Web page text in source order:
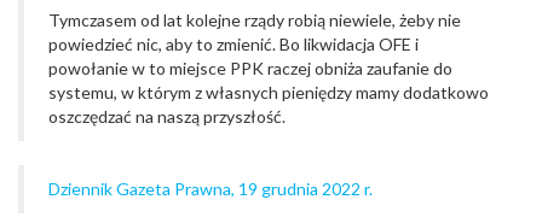
Tymczasem od lat kolejne rządy robią niewiele, żeby nie
powiedzieć nic, aby to zmienić. Bo likwidacja OFE i
powołanie w to miejsce PPK raczej obniża zaufanie do
systemu, w którym z własnych pieniędzy mamy dodatkowo
oszczędzać na naszą przyszłość.
Dziennik Gazeta Prawna, 19 grudnia 2022 r.